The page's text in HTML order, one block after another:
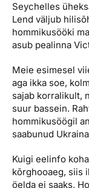
Uudised
Seychelles
Lend väljub
hommikusööki
asub pealinna
Meie esimesel
aga ikka soe,
sajab korralikult,
suur bassein.
hommikusöögil
saabunud
Kuigi eelinfo
kõrghooaeg, siis
öelda ei saaks.